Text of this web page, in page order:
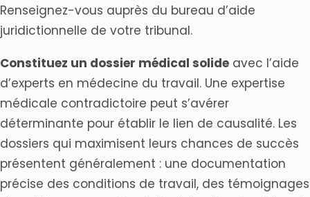
Renseignez-vous auprès du bureau d’aide
juridictionnelle de votre tribunal.
Constituez un dossier médical solide avec l’aide
d’experts en médecine du travail. Une expertise
médicale contradictoire peut s’avérer
déterminante pour établir le lien de causalité. Les
dossiers qui maximisent leurs chances de succès
présentent généralement : une documentation
précise des conditions de travail, des témoignages